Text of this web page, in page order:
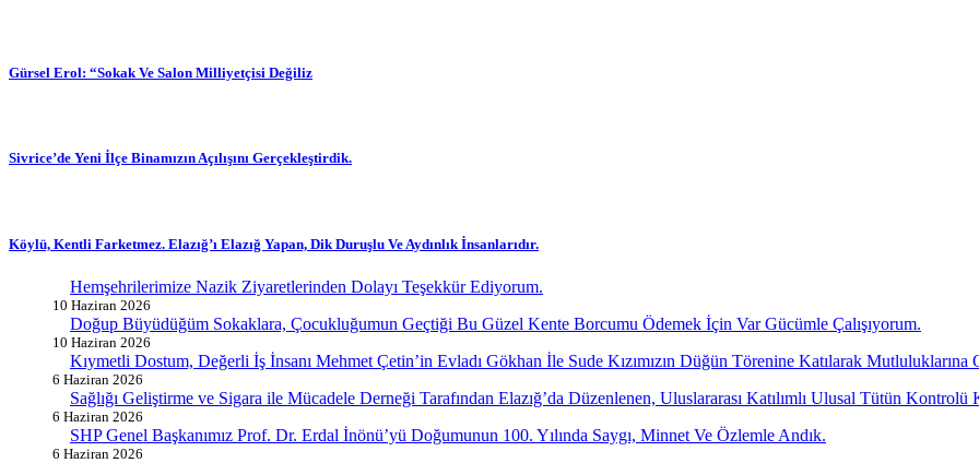
Gürsel Erol: “Sokak Ve Salon Milliyetçisi Değiliz
Sivrice’de Yeni İlçe Binamızın Açılışını Gerçekleştirdik.
Köylü, Kentli Farketmez. Elazığ’ı Elazığ Yapan, Dik Duruşlu Ve Aydınlık İnsanlarıdır.
Hemşehrilerimize Nazik Ziyaretlerinden Dolayı Teşekkür Ediyorum.
10 Haziran 2026
Doğup Büyüdüğüm Sokaklara, Çocukluğumun Geçtiği Bu Güzel Kente Borcumu Ödemek İçin Var Gücümle Çalışıyorum.
10 Haziran 2026
Kıymetli Dostum, Değerli İş İnsanı Mehmet Çetin’in Evladı Gökhan İle Sude Kızımızın Düğün Törenine Katılarak Mutluluklarına
6 Haziran 2026
Sağlığı Geliştirme ve Sigara ile Mücadele Derneği Tarafından Elazığ’da Düzenlenen, Uluslararası Katılımlı Ulusal Tütün
6 Haziran 2026
SHP Genel Başkanımız Prof. Dr. Erdal İnönü’yü Doğumunun 100. Yılında Saygı, Minnet Ve Özlemle Andık.
6 Haziran 2026